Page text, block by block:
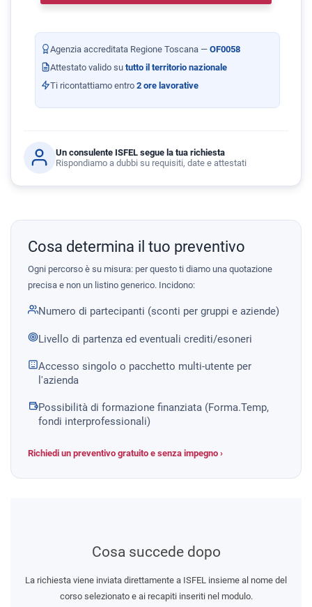
Agenzia accreditata Regione Toscana — OF0058
Attestato valido su tutto il territorio nazionale
Ti ricontattiamo entro 2 ore lavorative
Un consulente ISFEL segue la tua richiesta
Rispondiamo a dubbi su requisiti, date e attestati
Cosa determina il tuo preventivo
Ogni percorso è su misura: per questo ti diamo una quotazione
precisa e non un listino generico. Incidono:
Numero di partecipanti (sconti per gruppi e aziende)
Livello di partenza ed eventuali crediti/esoneri
Accesso singolo o pacchetto multi-utente per
l'azienda
Possibilità di formazione finanziata (Forma.Temp,
fondi interprofessionali)
Richiedi un preventivo gratuito e senza impegno ›
Cosa succede dopo
La richiesta viene inviata direttamente a ISFEL insieme al nome del
corso selezionato e ai recapiti inseriti nel modulo.